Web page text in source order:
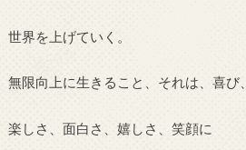
世界を上げていく。
無限向上に生きること、それは、喜び、
楽しさ、面白さ、嬉しさ、笑顔に